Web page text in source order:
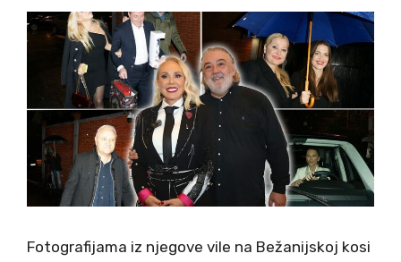
Fotografijama iz njegove vile na Bežanijskoj kosi